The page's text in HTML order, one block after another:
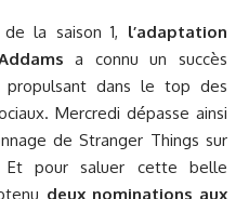
la saison 1, l’adaptation
a connu un succès
dans le top des
Mercredi dépasse ainsi
de Stranger Things sur
Et pour saluer cette belle
deux nominations aux